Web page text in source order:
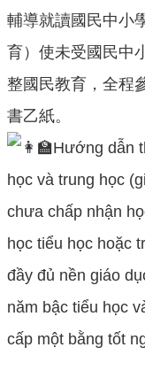
交
流
關
連
輔導就讀國民中小
育）使未受國民中
整國民教育，全程
書乙紙。
Hướng dẫn
học và trung học
chưa chấp nhận
học tiểu học hoặc
đầy đủ nền giáo
năm bậc tiểu học
cấp một bằng tốt